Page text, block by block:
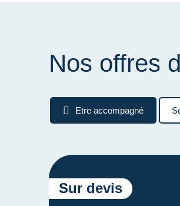
Nos offres
Etre accompagné
Sur devis